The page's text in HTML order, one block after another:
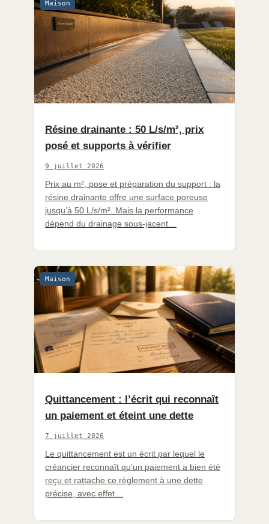
Maison
Résine drainante : 50 L/s/m², prix
posé et supports à vérifier
9 juillet 2026
Prix au m², pose et préparation du support : la
résine drainante offre une surface poreuse
jusqu’à 50 L/s/m². Mais la performance
dépend du drainage sous-jacent…
Maison
Quittancement : l’écrit qui reconnaît
un paiement et éteint une dette
7 juillet 2026
Le quittancement est un écrit par lequel le
créancier reconnaît qu’un paiement a bien été
reçu et rattache ce règlement à une dette
précise, avec effet…